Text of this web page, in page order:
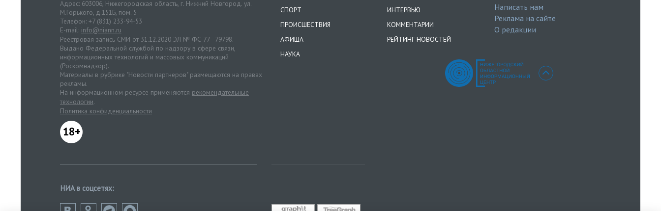
Адрес: 603006, Нижегородская область, г. Нижний Новгород. ул.
М.Горького, д.151Б, пом. 5
Телефон: +7 (831) 233-94-53
E-mail: info@niann.ru
Реестровая запись СМИ от 31.12.2020 ЭЛ № ФС 77 - 79798.
Выдано Федеральной службой по надзору в сфере связи,
информационных технологий и массовых коммуникаций
(Роскомнадзор).
Материалы в рубрике "Новости партнеров" размещаются на правах
рекламы.
На информационном ресурсе применяются рекомендательные
технологии.
Политика конфиденциальности
18+
СПОРТ
ПРОИСШЕСТВИЯ
АФИША
НАУКА
ИНТЕРВЬЮ
КОММЕНТАРИИ
РЕЙТИНГ НОВОСТЕЙ
Написать нам
Реклама на сайте
О редакции
НИА в соцсетях: